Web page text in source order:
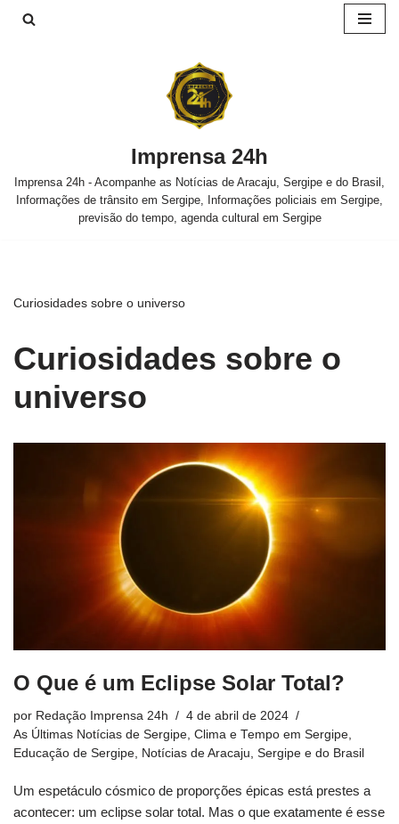
Imprensa 24h
Imprensa 24h - Acompanhe as Notícias de Aracaju, Sergipe e do Brasil,
Informações de trânsito em Sergipe, Informações policiais em Sergipe,
previsão do tempo, agenda cultural em Sergipe
Curiosidades sobre o universo
Curiosidades sobre o
universo
O Que é um Eclipse Solar Total?
por Redação Imprensa 24h
4 de abril de 2024
As Últimas Notícias de Sergipe Clima e Tempo em Sergipe
Educação de Sergipe
Notícias de Aracaju, Sergipe e do Brasil
Um espetáculo cósmico de proporções épicas está prestes a
acontecer: um eclipse solar total. Mas o que exatamente é esse